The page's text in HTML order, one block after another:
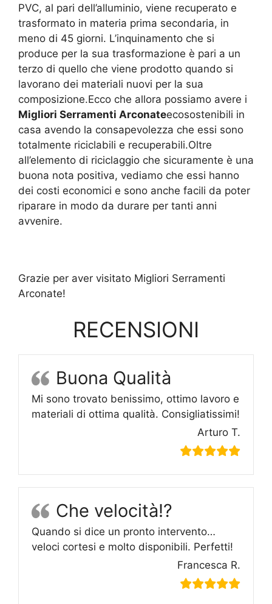
PVC, al pari dell’alluminio, viene recuperato e
trasformato in materia prima secondaria, in
meno di 45 giorni. L’inquinamento che si
produce per la sua trasformazione è pari a un
terzo di quello che viene prodotto quando si
lavorano dei materiali nuovi per la sua
composizione.Ecco che allora possiamo avere i
Migliori Serramenti Arconateecosostenibili in
casa avendo la consapevolezza che essi sono
totalmente riciclabili e recuperabili.Oltre
all’elemento di riciclaggio che sicuramente è una
buona nota positiva, vediamo che essi hanno
dei costi economici e sono anche facili da poter
riparare in modo da durare per tanti anni
avvenire.
Grazie per aver visitato Migliori Serramenti
Arconate!
RECENSIONI
Buona Qualità
Mi sono trovato benissimo, ottimo lavoro e
materiali di ottima qualità. Consigliatissimi!
Arturo T.
Che velocità!?
Quando si dice un pronto intervento…
veloci cortesi e molto disponibili. Perfetti!
Francesca R.